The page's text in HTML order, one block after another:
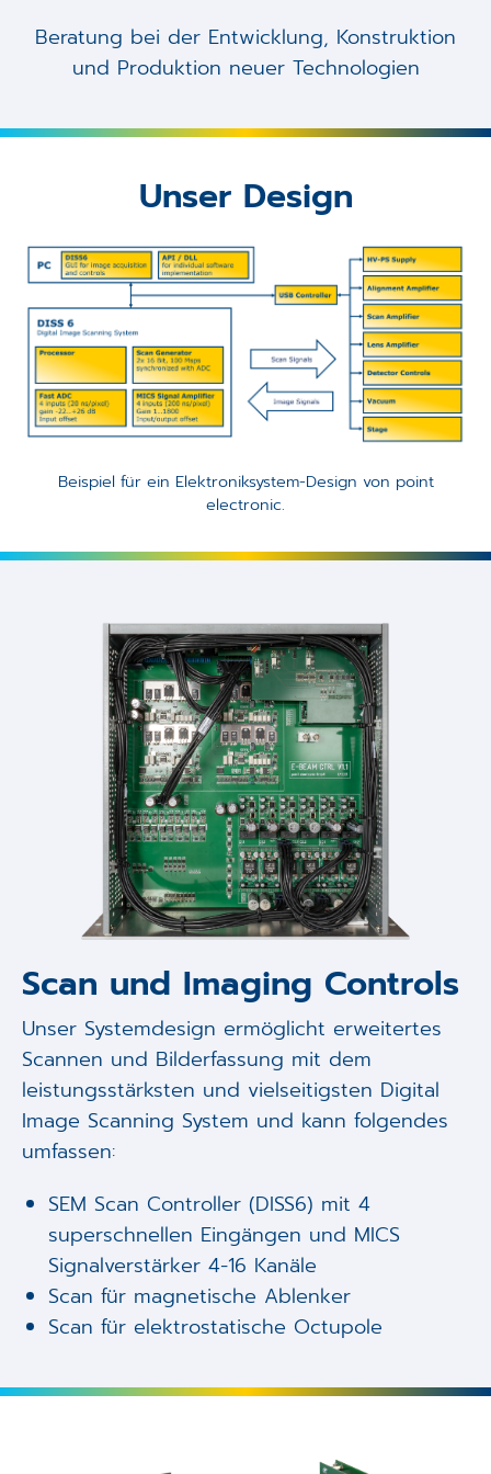
Beratung bei der Entwicklung, Konstruktion
und Produktion neuer Technologien
Beispiel für ein Elektroniksystem-Design von point
electronic.
Unser Design
Scan und Imaging Controls
Unser Systemdesign ermöglicht erweitertes
Scannen und Bilderfassung mit dem
leistungsstärksten und vielseitigsten Digital
Image Scanning System und kann folgendes
umfassen:
SEM Scan Controller (DISS6) mit 4
superschnellen Eingängen und MICS
Signalverstärker 4-16 Kanäle
Scan für magnetische Ablenker
Scan für elektrostatische Octupole